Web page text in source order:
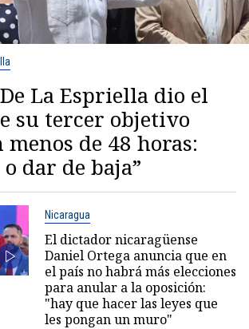
La Espriella dio el
su tercer objetivo
de 48 horas:
dar de baja”
Nicaragua
El dictador nicaragüense
Daniel Ortega anuncia que en
el país no habrá más elecciones
para anular a la oposición:
"hay que hacer las leyes que
les pongan un muro"